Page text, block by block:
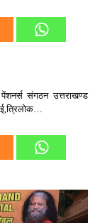
संगठन उत्तराखण्ड